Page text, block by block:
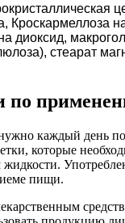
Кроскармеллоза
диоксид,
стеарат
по
каждый день
которые
пищи.